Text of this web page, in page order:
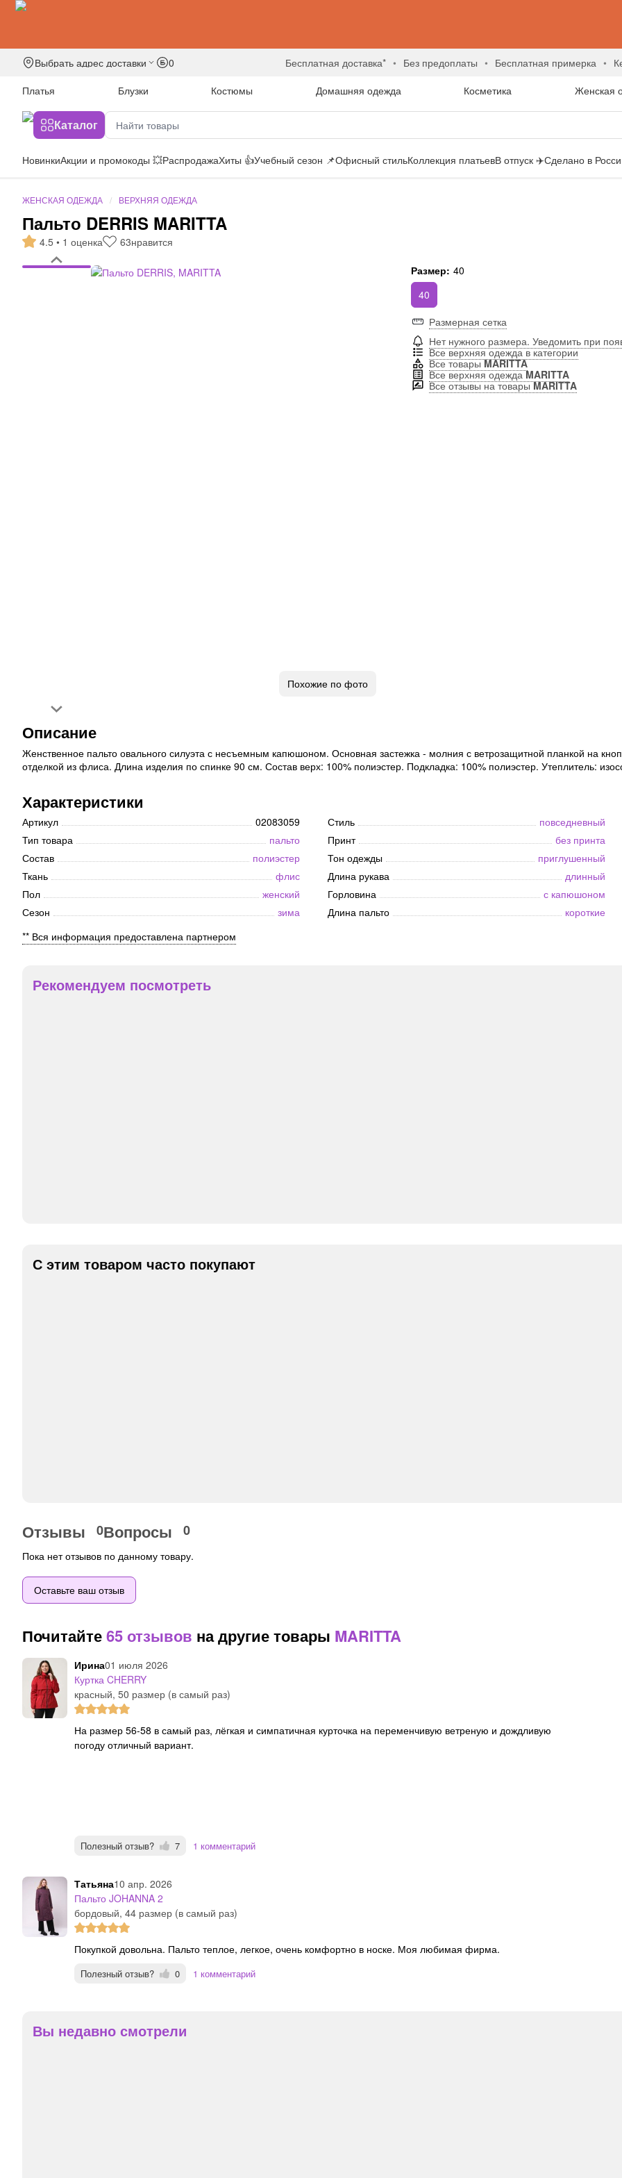
Выбрать адрес доставки 0 бесплатная доставка* без предоплаты бесплатная примерка
Платья
Блузки Костюмы Домашняя одежда Косметика Женская
Каталог
НовинкиАкции и промокоды 💥РаспродажаХиты 👍Учебный сезон 📌Офисный стильКоллекция платьевВ отпуск ✈️Сделано в
ЖЕНСКАЯ ОДЕЖДА ВЕРХНЯЯ ОДЕЖДА
Пальто DERRIS MARITTA
4.5 • 1 оценка 63нравится
Похожие по фото
Размер: 40
40
Размерная сетка
Нет нужного размера. Уведомить при
Все верхняя одежда в категории
Все товарыMARITTA
Все верхняя одеждаMARITTA
Все отзывы на товарыMARITTA
Описание
Женственное пальто овального силуэта с несъемным капюшоном. Основная застежка - молния с ветрозащитной планкой на
отделкой из флиса. Длина изделия по спинке 90 см. Состав верх: 100% полиэстер. Подкладка: 100% полиэстер. Утеплитель:
Характеристики
Артикул
02083059
Тип товара
пальто
Состав
полиэстер
Ткань
флис
Пол
женский
Сезон
зима
Стиль
повседневный
Принт
без принта
Тон одежды
приглушенный
Длина рукава
длинный
Горловина
с капюшоном
Длина пальто
короткие
** Вся информация предоставлена партнером
Рекомендуем посмотреть
С этим товаром часто покупают
Отзывы 0Вопросы 0
Пока нет отзывов по данному товару.
Оставьте ваш отзыв
Почитайте65 отзывов на другие товары MARITTA
Ирина01 июля 2026
Куртка CHERRY
красный, 50 размер (в самый раз)
На размер 56-58 в самый раз, лёгкая и симпатичная курточка на переменчивую ветреную и дождливую
погоду отличный вариант.
Полезный отзыв? 7 1 комментарий
татьяна10 апр. 2026
Пальто JOHANNA 2
бордовый, 44 размер (в самый раз)
Покупкой довольна. Пальто теплое, легкое, очень комфортно в носке. Моя любимая фирма.
Полезный отзыв? 0 1 комментарий
Вы недавно смотрели